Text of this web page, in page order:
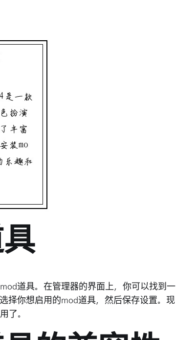
道具。在管理器的界面上，你可以找到一
择你想启用的mod道具，然后保存设置。现
了。